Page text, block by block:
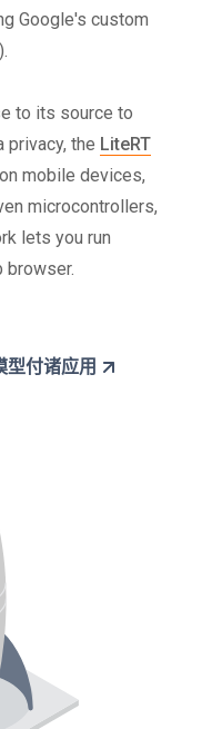
Google's custom
to its source to
privacy, the LiteRT
mobile devices,
microcontrollers,
lets you run
browser.
付诸应用